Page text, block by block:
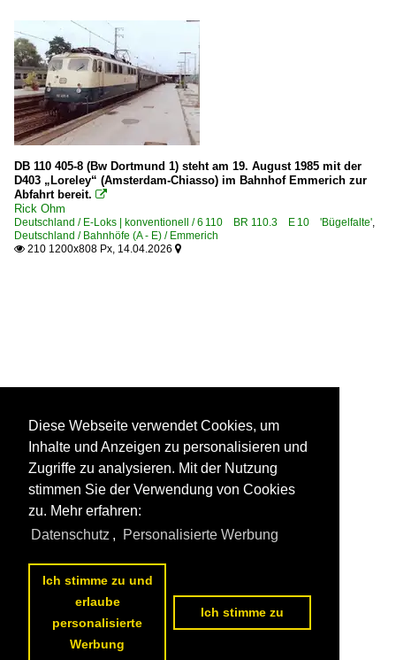
DB 110 405-8 (Bw Dortmund 1) steht am 19. August 1985 mit der
D403 „Loreley“ (Amsterdam-Chiasso) im Bahnhof Emmerich zur
Abfahrt bereit. 
Rick Ohm
Deutschland / E-Loks | konventionell / 6 110 BR 110.3 E 10 'Bügelfalte',
Deutschland / Bahnhöfe (A - E) / Emmerich
 210 1200x808 Px, 14.04.2026 
Diese Webseite verwendet Cookies, um
Inhalte und Anzeigen zu personalisieren und
Zugriffe zu analysieren. Mit der Nutzung
stimmen Sie der Verwendung von Cookies
zu. Mehr erfahren:
Datenschutz , Personalisierte Werbung
Ich stimme zu und
erlaube
personalisierte
Werbung
Ich stimme zu